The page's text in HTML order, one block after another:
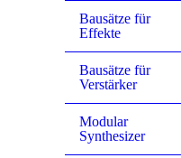
Bausätze für
Effekte
Bausätze für
Verstärker
Modular
Synthesizer